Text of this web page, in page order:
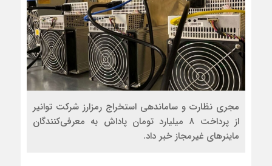
مجری نظارت و ساماندهی استخراج رمزارز شرکت توانیر
از پرداخت ۸ میلیارد تومان پاداش به معرفی‌کنندگان
ماینرهای غیرمجاز خبر داد.